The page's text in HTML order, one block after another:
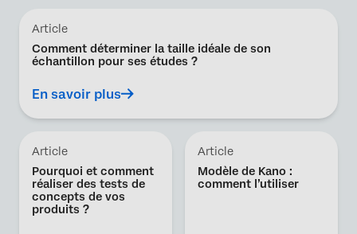
Article
Comment déterminer la taille idéale de son
échantillon pour ses études ?
En savoir plus
Article
Pourquoi et comment
réaliser des tests de
concepts de vos
produits ?
Article
Modèle de Kano :
comment l’utiliser